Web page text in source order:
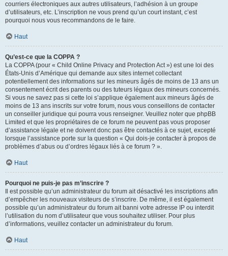
courriers électroniques aux autres utilisateurs, l’adhésion à un groupe
d’utilisateurs, etc. L’inscription ne vous prend qu’un court instant, c’est
pourquoi nous vous recommandons de le faire.
Haut
Qu’est-ce que la COPPA ?
La COPPA (pour « Child Online Privacy and Protection Act ») est une loi des
États-Unis d’Amérique qui demande aux sites internet collectant
potentiellement des informations sur les mineurs âgés de moins de 13 ans un
consentement écrit des parents ou des tuteurs légaux des mineurs concernés.
Si vous ne savez pas si cette loi s’applique également aux mineurs âgés de
moins de 13 ans inscrits sur votre forum, nous vous conseillons de contacter
un conseiller juridique qui pourra vous renseigner. Veuillez noter que phpBB
Limited et que les propriétaires de ce forum ne peuvent pas vous proposer
d’assistance légale et ne doivent donc pas être contactés à ce sujet, excepté
lorsque l’assistance porte sur la question « Qui dois-je contacter à propos de
problèmes d’abus ou d’ordres légaux liés à ce forum ? ».
Haut
Pourquoi ne puis-je pas m’inscrire ?
Il est possible qu’un administrateur du forum ait désactivé les inscriptions afin
d’empêcher les nouveaux visiteurs de s’inscrire. De même, il est également
possible qu’un administrateur du forum ait banni votre adresse IP ou interdit
l’utilisation du nom d’utilisateur que vous souhaitez utiliser. Pour plus
d’informations, veuillez contacter un administrateur du forum.
Haut